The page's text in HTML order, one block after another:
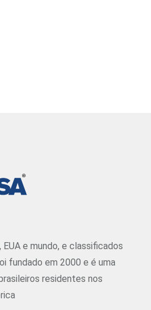
e mundo, e classificados
fundado em 2000 e é uma
residentes nos